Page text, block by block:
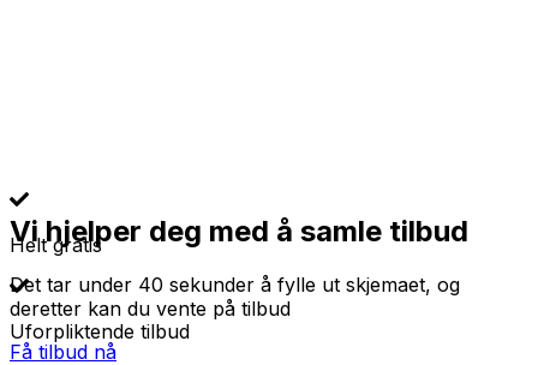
Helt gratis
Uforpliktende tilbud
Vi hjelper deg med å samle tilbud
Det tar under 40 sekunder å fylle ut skjemaet, og
deretter kan du vente på tilbud
Få tilbud nå